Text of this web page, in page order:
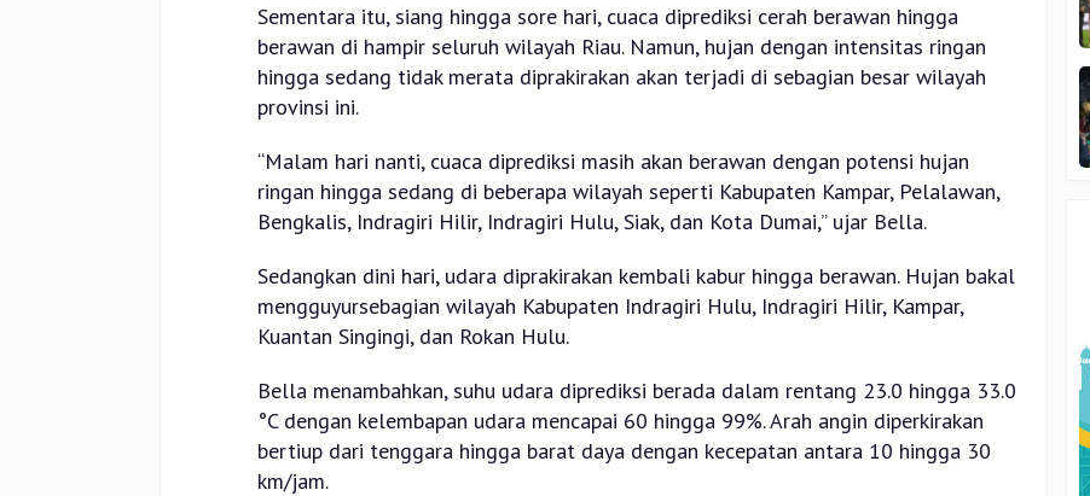
Sementara itu, siang hingga sore hari, cuaca diprediksi cerah berawan hingga
berawan di hampir seluruh wilayah Riau. Namun, hujan dengan intensitas ringan
hingga sedang tidak merata diprakirakan akan terjadi di sebagian besar wilayah
provinsi ini.
“Malam hari nanti, cuaca diprediksi masih akan berawan dengan potensi hujan
ringan hingga sedang di beberapa wilayah seperti Kabupaten Kampar, Pelalawan,
Bengkalis, Indragiri Hilir, Indragiri Hulu, Siak, dan Kota Dumai,” ujar Bella.
Sedangkan dini hari, udara diprakirakan kembali kabur hingga berawan. Hujan bakal
mengguyursebagian wilayah Kabupaten Indragiri Hulu, Indragiri Hilir, Kampar,
Kuantan Singingi, dan Rokan Hulu.
Bella menambahkan, suhu udara diprediksi berada dalam rentang 23.0 hingga 33.0
°C dengan kelembapan udara mencapai 60 hingga 99%. Arah angin diperkirakan
bertiup dari tenggara hingga barat daya dengan kecepatan antara 10 hingga 30
km/jam.